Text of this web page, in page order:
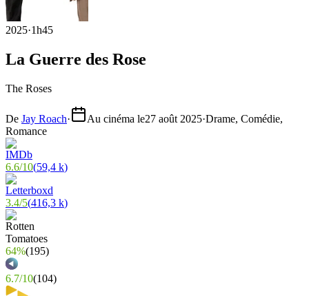
2025·1h45
La Guerre des Rose
The Roses
De Jay Roach· Au cinéma le27 août 2025·Drame, Comédie,
Romance
6.6/10(59,4 k)
3.4/5(416,3 k)
64%(195)
6.7/10(104)